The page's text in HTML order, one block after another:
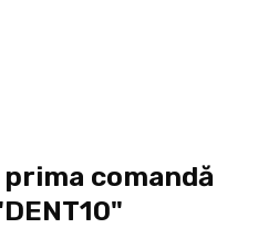
comandă